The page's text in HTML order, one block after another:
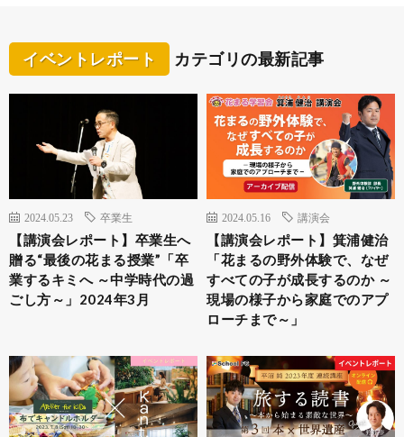
イベントレポート カテゴリの最新記事
2024.05.23 卒業生
【講演会レポート】卒業生へ
贈る“最後の花まる授業”「卒
業するキミへ ～中学時代の過
ごし方～」2024年3月
2024.05.16 講演会
【講演会レポート】箕浦健治
「花まるの野外体験で、なぜ
すべての子が成長するのか ～
現場の様子から家庭でのアプ
ローチまで～」